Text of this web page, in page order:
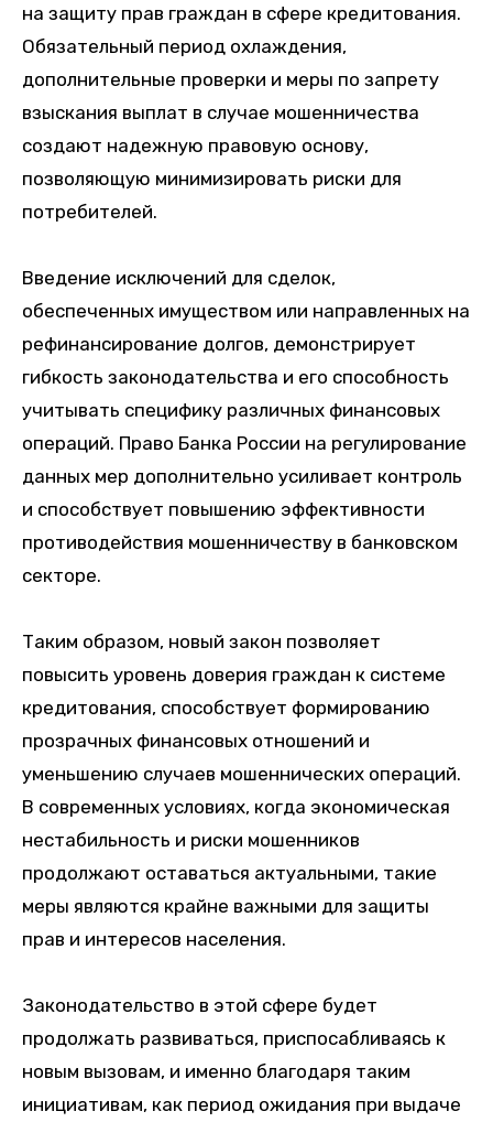
на защиту прав граждан в сфере кредитования.
Обязательный период охлаждения,
дополнительные проверки и меры по запрету
взыскания выплат в случае мошенничества
создают надежную правовую основу,
позволяющую минимизировать риски для
потребителей.
Введение исключений для сделок,
обеспеченных имуществом или направленных на
рефинансирование долгов, демонстрирует
гибкость законодательства и его способность
учитывать специфику различных финансовых
операций. Право Банка России на регулирование
данных мер дополнительно усиливает контроль
и способствует повышению эффективности
противодействия мошенничеству в банковском
секторе.
Таким образом, новый закон позволяет
повысить уровень доверия граждан к системе
кредитования, способствует формированию
прозрачных финансовых отношений и
уменьшению случаев мошеннических операций.
В современных условиях, когда экономическая
нестабильность и риски мошенников
продолжают оставаться актуальными, такие
меры являются крайне важными для защиты
прав и интересов населения.
Законодательство в этой сфере будет
продолжать развиваться, приспосабливаясь к
новым вызовам, и именно благодаря таким
инициативам, как период ожидания при выдаче